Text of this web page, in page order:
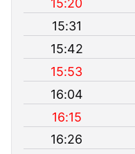
15:20
15:31
15:42
15:53
16:04
16:15
16:26